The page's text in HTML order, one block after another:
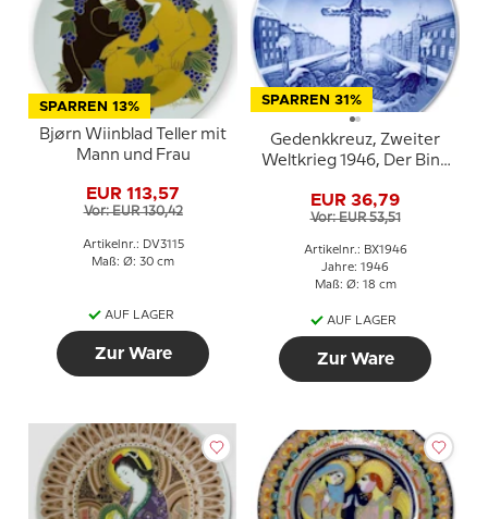
SPARREN 13%
Bjørn Wiinblad Teller mit
Mann und Frau
EUR 113,57
Vor: EUR 130,42
Artikelnr.: DV3115
Maß: Ø: 30 cm
AUF LAGER
Zur Ware
SPARREN 31%
Gedenkkreuz, Zweiter
Weltkrieg 1946, Der Bing
Weihnachtsteller
EUR 36,79
Vor: EUR 53,51
Artikelnr.: BX1946
Jahre: 1946
Maß: Ø: 18 cm
AUF LAGER
Zur Ware